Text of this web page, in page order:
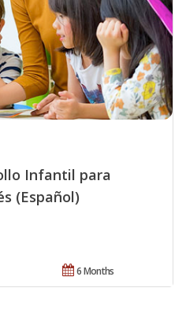
Infantil para
(Español)
6 Months